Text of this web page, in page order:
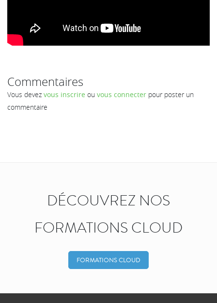
Commentaires
Vous devez vous inscrire ou vous connecter pour poster un
commentaire
DÉCOUVREZ NOS
FORMATIONS CLOUD
FORMATIONS CLOUD